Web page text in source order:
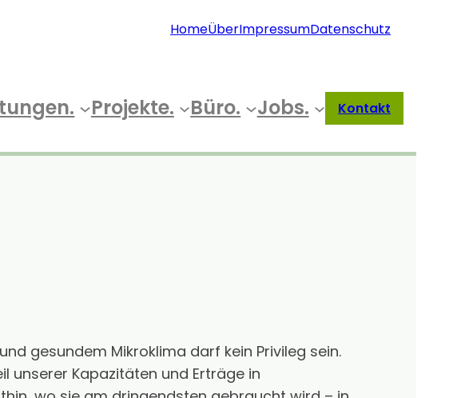
HomeÜberImpressumDatenschutz
Projekte. Büro. Jobs. Kontakt
gesundem Mikroklima darf kein Privileg sein.
unserer Kapazitäten und Erträge in